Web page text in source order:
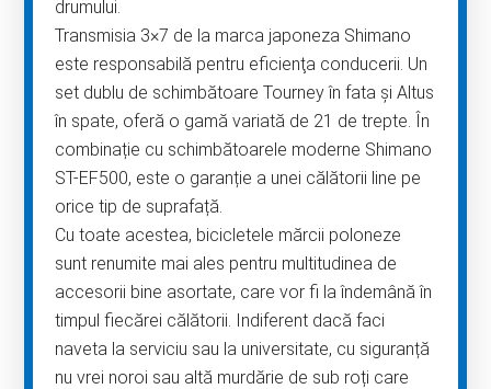
drumului.
Transmisia 3×7 de la marca japoneza Shimano
este responsabilă pentru eficienţa conducerii. Un
set dublu de schimbătoare Tourney în fata şi Altus
în spate, oferă o gamă variată de 21 de trepte. În
combinație cu schimbătoarele moderne Shimano
ST-EF500, este o garanție a unei călătorii line pe
orice tip de suprafață.
Cu toate acestea, bicicletele mărcii poloneze
sunt renumite mai ales pentru multitudinea de
accesorii bine asortate, care vor fi la îndemână în
timpul fiecărei călătorii. Indiferent dacă faci
naveta la serviciu sau la universitate, cu siguranță
nu vrei noroi sau altă murdărie de sub roți care